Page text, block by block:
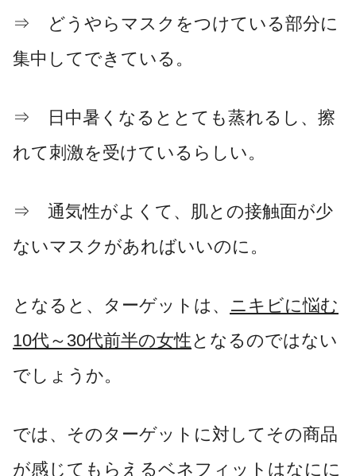
⇒ どうやらマスクをつけている部分に
集中してできている。
⇒ 日中暑くなるととても蒸れるし、擦
れて刺激を受けているらしい。
⇒ 通気性がよくて、肌との接触面が少
ないマスクがあればいいのに。
となると、ターゲットは、 ニキビに悩む
10代～30代前半の女性となるのではない
でしょうか。
では、そのターゲットに対してその商品
が感じてもらえるベネフィットはなにに